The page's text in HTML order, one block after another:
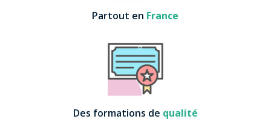
Partout en France
Des formations de qualité